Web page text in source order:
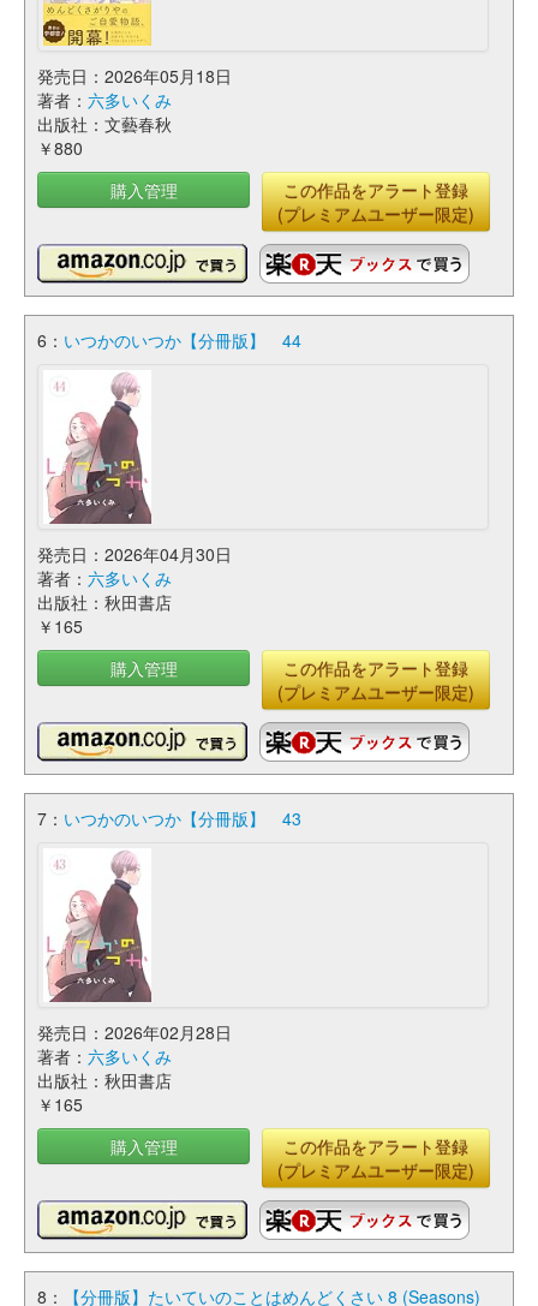
発売日：2026年05月18日
著者： 六多いくみ
出版社：文藝春秋
￥880
購入管理
この作品をアラート登録
(プレミアムユーザー限定)
6： いつかのいつか【分冊版】 44
発売日：2026年04月30日
著者： 六多いくみ
出版社：秋田書店
￥165
購入管理
この作品をアラート登録
(プレミアムユーザー限定)
7： いつかのいつか【分冊版】 43
発売日：2026年02月28日
著者： 六多いくみ
出版社：秋田書店
￥165
購入管理
この作品をアラート登録
(プレミアムユーザー限定)
8： 【分冊版】たいていのことはめんどくさい 8 (Seasons)